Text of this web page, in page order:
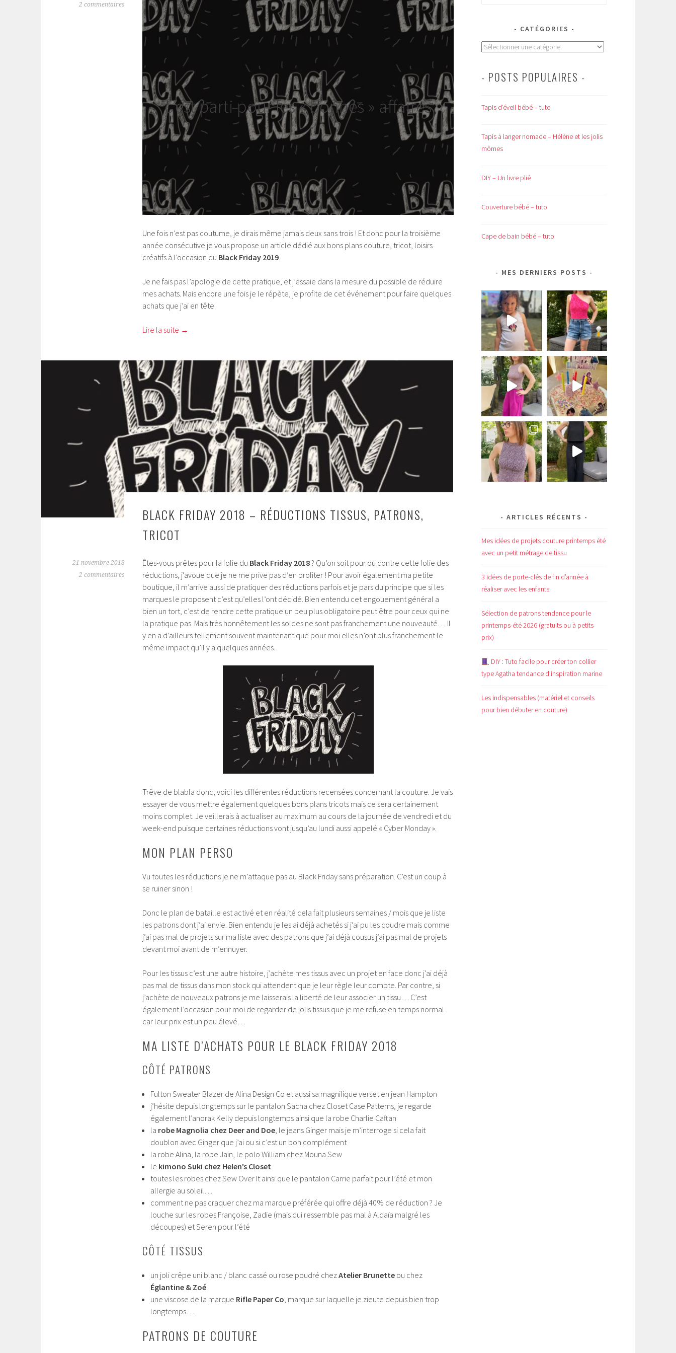
2 commentaires
c’est parti pour les « bonnes » affaires
Une fois n’est pas coutume, je dirais même jamais deux sans trois ! Et donc pour la troisième
année consécutive je vous propose un article dédié aux bons plans couture, tricot, loisirs
créatifs à l’occasion du Black Friday 2019.
Je ne fais pas l’apologie de cette pratique, et j’essaie dans la mesure du possible de réduire
mes achats. Mais encore une fois je le répète, je profite de cet événement pour faire quelques
achats que j’ai en tête.
Lire la suite →
BLACK FRIDAY 2018 – RÉDUCTIONS TISSUS, PATRONS,
TRICOT
21 novembre 2018
2 commentaires
Êtes-vous prêtes pour la folie du Black Friday 2018? Qu’on soit pour ou contre cette folie des
réductions, j’avoue que je ne me prive pas d’en profiter ! Pour avoir également ma petite
boutique, il m’arrive aussi de pratiquer des réductions parfois et je pars du principe que si les
marques le proposent c’est qu’elles l’ont décidé. Bien entendu cet engouement général a
bien un tort, c’est de rendre cette pratique un peu plus obligatoire peut être pour ceux qui ne
la pratique pas. Mais très honnêtement les soldes ne sont pas franchement une nouveauté… Il
y en a d’ailleurs tellement souvent maintenant que pour moi elles n’ont plus franchement le
même impact qu’il y a quelques années.
Trêve de blabla donc, voici les différentes réductions recensées concernant la couture. Je vais
essayer de vous mettre également quelques bons plans tricots mais ce sera certainement
moins complet. Je veillerais à actualiser au maximum au cours de la journée de vendredi et du
week-end puisque certaines réductions vont jusqu’au lundi aussi appelé « Cyber Monday ».
MON PLAN PERSO
Vu toutes les réductions je ne m’attaque pas au Black Friday sans préparation. C’est un coup à
se ruiner sinon !
Donc le plan de bataille est activé et en réalité cela fait plusieurs semaines / mois que je liste
les patrons dont j’ai envie. Bien entendu je les ai déjà achetés si j’ai pu les coudre mais comme
j’ai pas mal de projets sur ma liste avec des patrons que j’ai déjà cousus j’ai pas mal de projets
devant moi avant de m’ennuyer.
Pour les tissus c’est une autre histoire, j’achète mes tissus avec un projet en face donc j’ai déjà
pas mal de tissus dans mon stock qui attendent que je leur règle leur compte. Par contre, si
j’achète de nouveaux patrons je me laisserais la liberté de leur associer un tissu… C’est
également l’occasion pour moi de regarder de jolis tissus que je me refuse en temps normal
car leur prix est un peu élevé…
MA LISTE D’ACHATS POUR LE BLACK FRIDAY 2018
CÔTÉ PATRONS
Fulton Sweater Blazer de Alina Design Co et aussi sa magnifique verset en jean Hampton
j’hésite depuis longtemps sur le pantalon Sacha chez Closet Case Patterns, je regarde
également l’anorak Kelly depuis longtemps ainsi que la robe Charlie Caftan
la robe Magnolia chez Deer and Doe , le jeans Ginger mais je m’interroge si cela fait
doublon avec Ginger que j’ai ou si c’est un bon complément
la robe Alina, la robe Jain, le polo William chez Mouna Sew
le kimono Suki chez Helen’s Closet
toutes les robes chez Sew Over It ainsi que le pantalon Carrie parfait pour l’été et mon
allergie au soleil…
comment ne pas craquer chez ma marque préférée qui offre déjà 40% de réduction ? Je
louche sur les robes Françoise, Zadie (mais qui ressemble pas mal à Aldaïa malgré les
découpes) et Seren pour l’été
CÔTÉ TISSUS
un joli crêpe uni blanc / blanc cassé ou rose poudré chezAtelier Brunette ou chez
Églantine & Zoé
une viscose de la marque Rifle Paper Co , marque sur laquelle je zieute depuis bien trop
longtemps…
PATRONS DE COUTURE
CATÉGORIES
Catégories
- POSTS POPULAIRES -
Tapis d’éveil bébé – tuto
Tapis à langer nomade – Hélène et les jolis
mômes
DIY – Un livre plié
Couverture bébé – tuto
Cape de bain bébé – tuto
MES DERNIERS POSTS
ARTICLES RÉCENTS
Mes idées de projets couture printemps été
avec un petit métrage de tissu
3 idées de porte-clés de fin d’année à
réaliser avec les enfants
Sélection de patrons tendance pour le
printemps-été 2026 (gratuits ou à petits
prix)
DIY : Tuto facile pour créer ton collier
type Agatha tendance d’inspiration marine
Les indispensables (matériel et conseils
pour bien débuter en couture)